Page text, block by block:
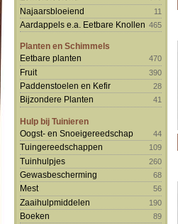
Najaarsbloeiend 11
Aardappels e.a. Eetbare Knollen 465
Planten en Schimmels
Eetbare planten
470
Fruit 390
Paddenstoelen en Kefir 28
Bijzondere Planten 41
Hulp bij Tuinieren
Oogst- en Snoeigereedschap
44
Tuingereedschappen 109
Tuinhulpjes 260
Gewasbescherming 68
Mest 56
Zaaihulpmiddelen 190
Boeken 89